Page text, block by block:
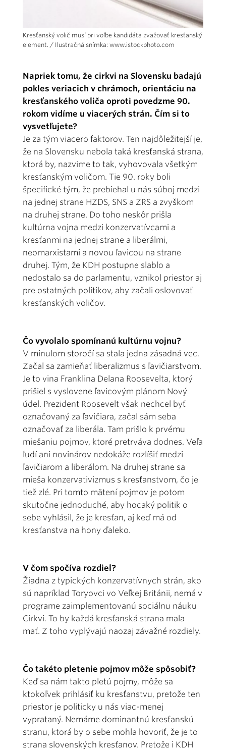
Kresťanský volič musí pri voľbe kandidáta zvažovať kresťanský
element. / Ilustračná snímka: www.istockphoto.com
Napriek tomu, že cirkvi na Slovensku badajú
pokles veriacich v chrámoch, orientáciu na
kresťanského voliča oproti povedzme 90.
rokom vidíme u viacerých strán. Čím si to
vysvetľujete?
Je za tým viacero faktorov. Ten najdôležitejší je,
že na Slovensku nebola taká kresťanská strana,
ktorá by, nazvime to tak, vyhovovala všetkým
kresťanským voličom. Tie 90. roky boli
špecifické tým, že prebiehal u nás súboj medzi
na jednej strane HZDS, SNS a ZRS a zvyškom
na druhej strane. Do toho neskôr prišla
kultúrna vojna medzi konzervatívcami a
kresťanmi na jednej strane a liberálmi,
neomarxistami a novou ľavicou na strane
druhej. Tým, že KDH postupne slablo a
nedostalo sa do parlamentu, vznikol priestor aj
pre ostatných politikov, aby začali oslovovať
kresťanských voličov.
Čo vyvolalo spomínanú kultúrnu vojnu?
V minulom storočí sa stala jedna zásadná vec.
Začal sa zamieňať liberalizmus s ľavičiarstvom.
Je to vina Franklina Delana Roosevelta, ktorý
prišiel s vyslovene ľavicovým plánom Nový
údel. Prezident Roosevelt však nechcel byť
označovaný za ľavičiara, začal sám seba
označovať za liberála. Tam prišlo k prvému
miešaniu pojmov, ktoré pretrváva dodnes. Veľa
ľudí ani novinárov nedokáže rozlíšiť medzi
ľavičiarom a liberálom. Na druhej strane sa
mieša konzervativizmus s kresťanstvom, čo je
tiež zlé. Pri tomto mätení pojmov je potom
skutočne jednoduché, aby hocaký politik o
sebe vyhlásil, že je kresťan, aj keď má od
kresťanstva na hony ďaleko.
V čom spočíva rozdiel?
Žiadna z typických konzervatívnych strán, ako
sú napríklad Toryovci vo Veľkej Británii, nemá v
programe zaimplementovanú sociálnu náuku
Cirkvi. To by každá kresťanská strana mala
mať. Z toho vyplývajú naozaj závažné rozdiely.
Čo takéto pletenie pojmov môže spôsobiť?
Keď sa nám takto pletú pojmy, môže sa
ktokoľvek prihlásiť ku kresťanstvu, pretože ten
priestor je politicky u nás viac-menej
vyprataný. Nemáme dominantnú kresťanskú
stranu, ktorá by o sebe mohla hovoriť, že je to
strana slovenských kresťanov. Pretože i KDH